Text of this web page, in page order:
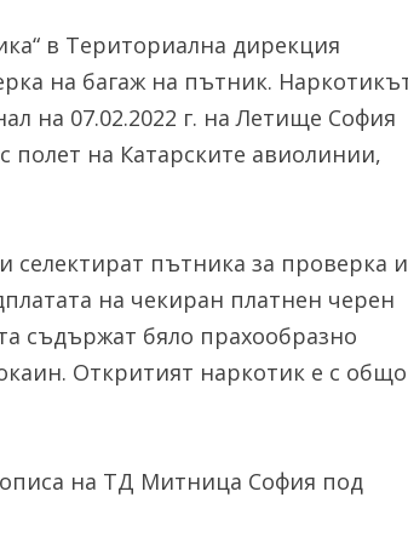
в Териториална дирекция
на багаж на пътник.
на 07.02.2022 г. на Летище София
полет на Катарските авиолинии,
селектират пътника за проверка и
на чекиран платнен черен
съдържат бяло прахообразно
Откритият наркотик е с общо
описа на ТД Митница София под